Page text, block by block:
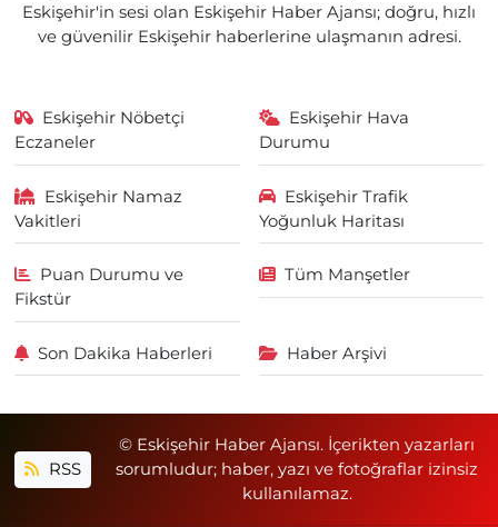
Eskişehir'in sesi olan Eskişehir Haber Ajansı; doğru, hızlı
ve güvenilir Eskişehir haberlerine ulaşmanın adresi.
Eskişehir Nöbetçi
Eczaneler
Eskişehir Hava
Durumu
Eskişehir Namaz
Vakitleri
Eskişehir Trafik
Yoğunluk Haritası
Puan Durumu ve
Fikstür
Tüm Manşetler
Son Dakika Haberleri Haber Arşivi
RSS
© Eskişehir Haber Ajansı. İçerikten yazarları
sorumludur; haber, yazı ve fotoğraflar izinsiz
kullanılamaz.